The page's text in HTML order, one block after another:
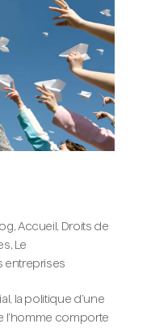
Accueil, Droits de
, Le
entreprises
la politique d’une
l’homme comporte